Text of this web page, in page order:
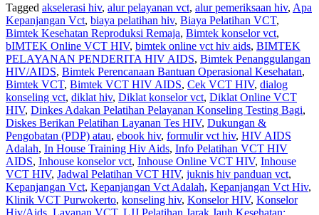
Tagged akselerasi hiv, alur pelayanan vct, alur pemeriksaan hiv, Apa
Kepanjangan Vct, biaya pelatihan hiv, Biaya Pelatihan VCT,
Bimtek Kesehatan Reproduksi Remaja, Bimtek konselor vct,
bIMTEK Online VCT HIV, bimtek online vct hiv aids, BIMTEK
PELAYANAN PENDERITA HIV AIDS, Bimtek Penanggulangan
HIV/AIDS, Bimtek Perencanaan Bantuan Operasional Kesehatan,
Bimtek VCT, Bimtek VCT HIV AIDS, Cek VCT HIV, dialog
konseling vct, diklat hiv, Diklat konselor vct, Diklat Online VCT
HIV, Dinkes Adakan Pelatihan Pelayanan Konseling Testing Bagi,
Diskes Berikan Pelatihan Layanan Tes HIV, Dukungan &
Pengobatan (PDP) atau, ebook hiv, formulir vct hiv, HIV AIDS
Adalah, In House Training Hiv Aids, Info Pelatihan VCT HIV
AIDS, Inhouse konselor vct, Inhouse Online VCT HIV, Inhouse
VCT HIV, Jadwal Pelatihan VCT HIV, juknis hiv panduan vct,
Kepanjangan Vct, Kepanjangan Vct Adalah, Kepanjangan Vct Hiv,
Klinik VCT Purwokerto, konseling hiv, Konselor HIV, Konselor
Hiv/Aids, Layanan VCT, LJJ Pelatihan Jarak Jauh Kesehatan: